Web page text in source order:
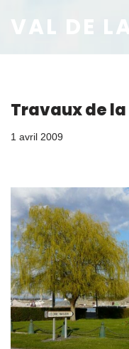
au
VAL DE
Travaux de la
1 avril 2009